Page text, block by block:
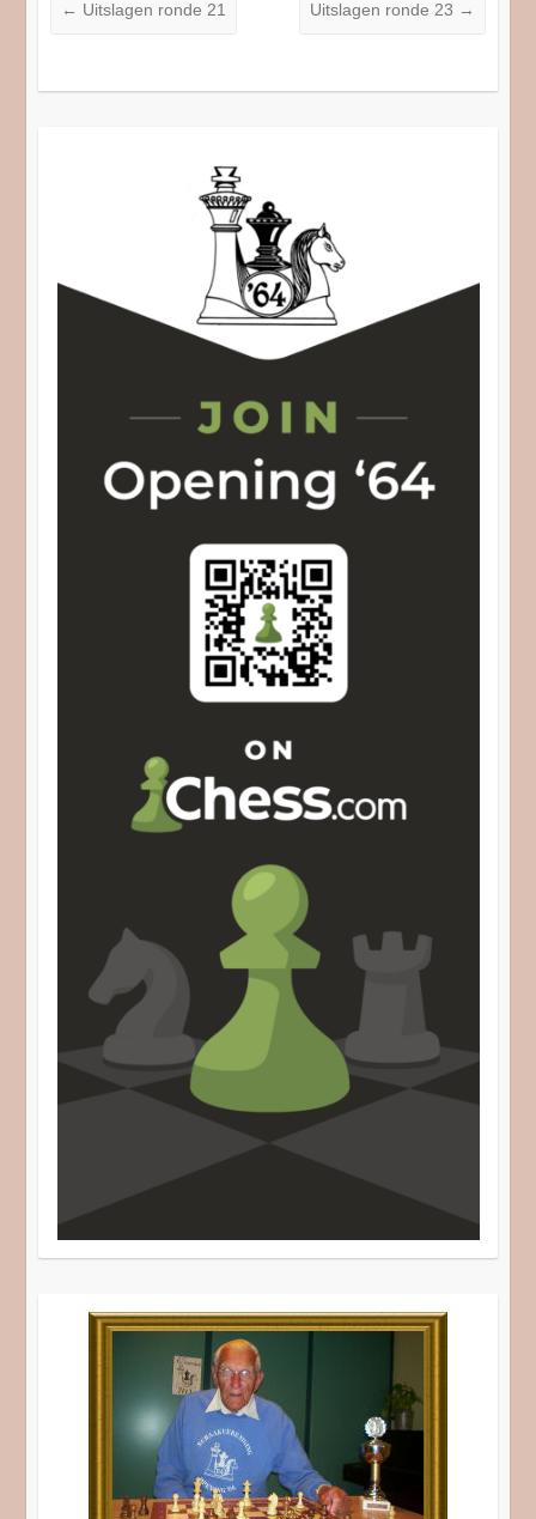
← Uitslagen ronde 21 Uitslagen ronde 23 →